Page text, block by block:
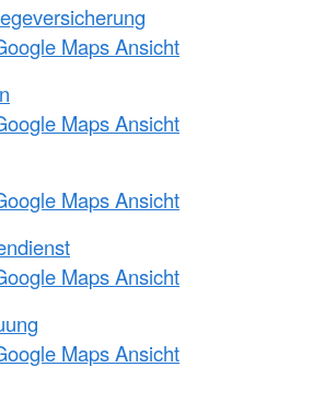
Maps Ansicht
Maps Ansicht
Maps Ansicht
Maps Ansicht
Maps Ansicht